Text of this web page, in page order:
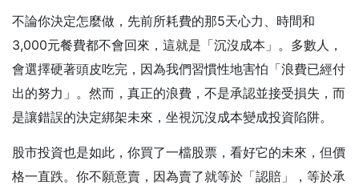
不論你決定怎麼做，先前所耗費的那5天心力、時間和
3,000元餐費都不會回來，這就是「沉沒成本」。多數人，
會選擇硬著頭皮吃完，因為我們習慣性地害怕「浪費已經付
出的努力」。然而，真正的浪費，不是承認並接受損失，而
是讓錯誤的決定綁架未來，坐視沉沒成本變成投資陷阱。
股市投資也是如此，你買了一檔股票，看好它的未來，但價
格一直跌。你不願意賣，因為賣了就等於「認賠」，等於承